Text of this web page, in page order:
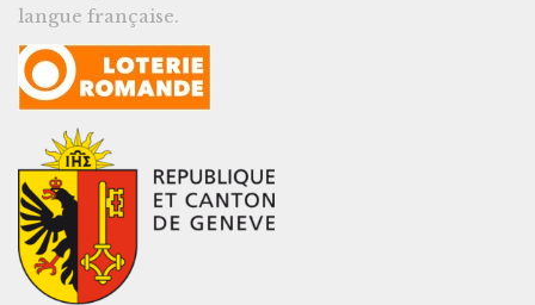
langue française.